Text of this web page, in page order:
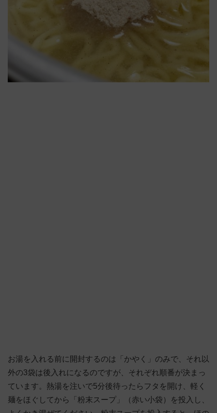
お湯を入れる前に開封するのは「かやく」のみで、それ以
外の3袋は後入れになるのですが、それぞれ順番が決まっ
ています。熱湯を注いで5分後待ったらフタを開け、軽く
麺をほぐしてから「粉末スープ」（赤い小袋）を投入し、